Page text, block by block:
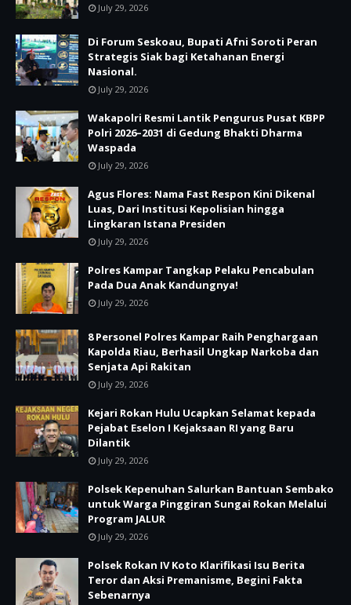
July 29, 2026
Di Forum Seskoau, Bupati Afni Soroti Peran
Strategis Siak bagi Ketahanan Energi
Nasional.
July 29, 2026
Wakapolri Resmi Lantik Pengurus Pusat KBPP
Polri 2026–2031 di Gedung Bhakti Dharma
Waspada
July 29, 2026
Agus Flores: Nama Fast Respon Kini Dikenal
Luas, Dari Institusi Kepolisian hingga
Lingkaran Istana Presiden
July 29, 2026
Polres Kampar Tangkap Pelaku Pencabulan
Pada Dua Anak Kandungnya!
July 29, 2026
8 Personel Polres Kampar Raih Penghargaan
Kapolda Riau, Berhasil Ungkap Narkoba dan
Senjata Api Rakitan
July 29, 2026
Kejari Rokan Hulu Ucapkan Selamat kepada
Pejabat Eselon I Kejaksaan RI yang Baru
Dilantik
July 29, 2026
Polsek Kepenuhan Salurkan Bantuan Sembako
untuk Warga Pinggiran Sungai Rokan Melalui
Program JALUR
July 29, 2026
Polsek Rokan IV Koto Klarifikasi Isu Berita
Teror dan Aksi Premanisme, Begini Fakta
Sebenarnya